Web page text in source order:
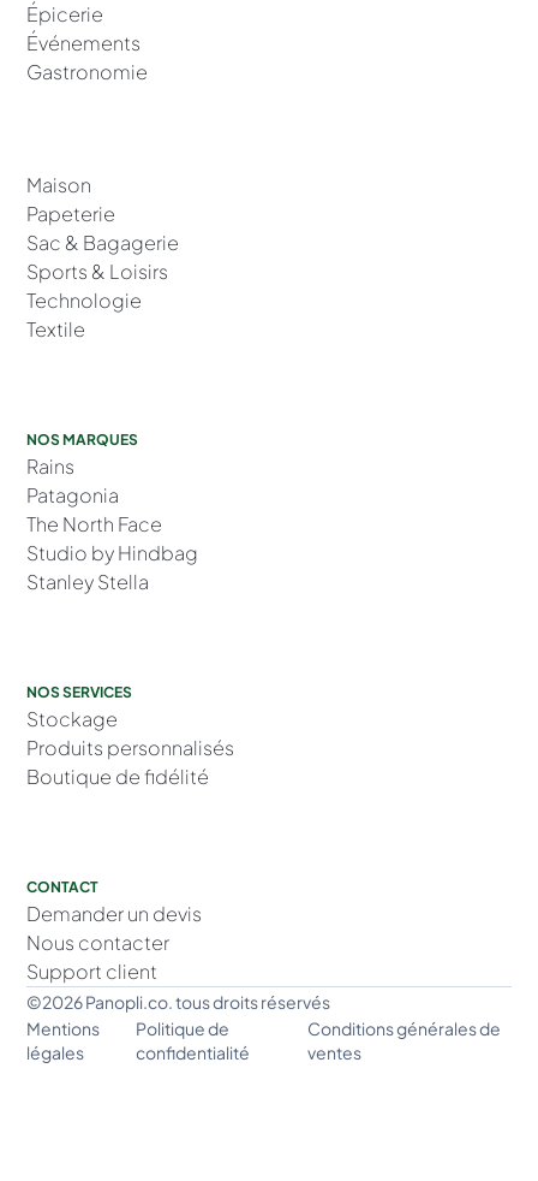
Épicerie
Événements
Gastronomie
Maison
Papeterie
Sac & Bagagerie
Sports & Loisirs
Technologie
Textile
NOS MARQUES
Rains
Patagonia
The North Face
Studio by Hindbag
Stanley Stella
NOS SERVICES
Stockage
Produits personnalisés
Boutique de fidélité
CONTACT
Demander un devis
Nous contacter
Support client
©2026 Panopli.co. tous droits réservés
Mentions
légales
Politique de
confidentialité
Conditions générales de
ventes